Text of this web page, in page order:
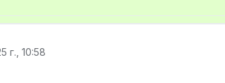
г., 10:58